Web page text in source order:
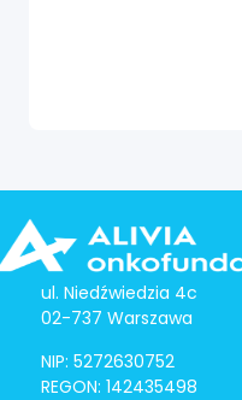
ul. Niedźwiedzia 4c
02-737 Warszawa
NIP: 5272630752
REGON: 142435498